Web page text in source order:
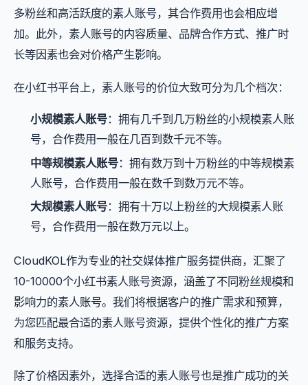
多粉丝和高活跃度的素人账号，其合作费用也会相应增
加。此外，素人账号的内容质量、品牌合作方式、推广时
长等因素也会对价格产生影响。
在小红书平台上，素人账号的价位大致可分为几个档次：
小规模素人账号：拥有几千到几万粉丝的小规模素人账
号，合作费用一般在几百到数千元不等。
中等规模素人账号：拥有数万到十万粉丝的中等规模素
人账号，合作费用一般在数千到数万元不等。
大规模素人账号：拥有十万以上粉丝的大规模素人账
号，合作费用一般在数万元以上。
CloudKOL作为专业的社交媒体推广服务提供商，汇聚了
10-10000个小红书素人账号资源，涵盖了不同粉丝规模和
影响力的素人账号。我们将根据客户的推广需求和预算，
为您匹配最合适的素人账号资源，提供个性化的推广方案
和服务支持。
除了价格因素外，选择合适的素人账号也是推广成功的关